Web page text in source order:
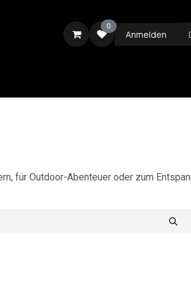
0
Anmelden
für Outdoor-Abenteuer oder zum